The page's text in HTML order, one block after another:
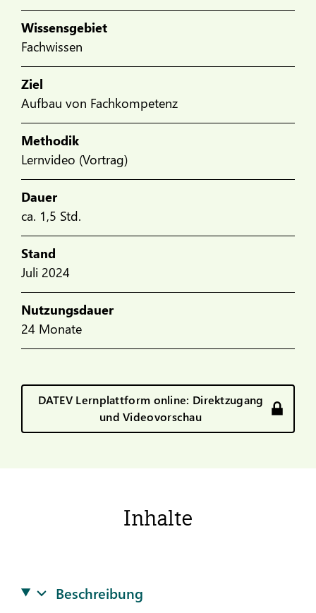
Wissensgebiet
Fachwissen
Ziel
Aufbau von Fachkompetenz
Methodik
Lernvideo (Vortrag)
Dauer
ca. 1,5 Std.
Stand
Juli 2024
Nutzungsdauer
24 Monate
DATEV Lernplattform online: Direktzugang
und Videovorschau
Inhalte
Beschreibung